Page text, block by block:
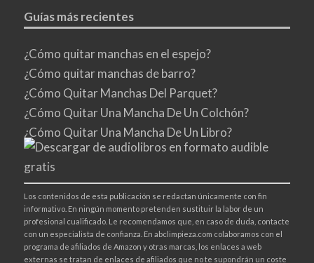
Guías más recientes
¿Cómo quitar manchas en el espejo?
¿Cómo quitar manchas de barro?
¿Cómo Quitar Manchas Del Parquet?
¿Cómo Quitar Una Mancha De Un Colchón?
¿Cómo Quitar Una Mancha De Un Libro?
Los contenidos de esta publicación se redactan únicamente con fin
informativo. En ningún momento pretenden sustituir la labor de un
profesional cualificado. Le recomendamos que, en caso de duda, contacte
con un especialista de confianza. En abclimpieza.com colaboramos con el
programa de afiliados de Amazon y otras marcas, los enlaces a web
externas se tratan de enlaces de afiliados que no te supondrán un coste